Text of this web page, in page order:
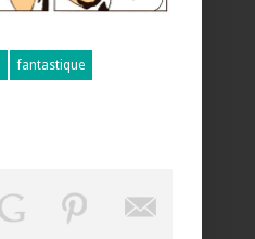
fantastique